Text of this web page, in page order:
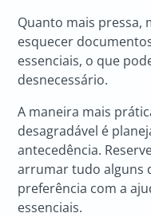
Quanto mais pressa,
esquecer
essenciais, o que
desnecessário.
A maneira mais
desagradável é
antecedência.
arrumar tudo alguns
preferência com a
essenciais.